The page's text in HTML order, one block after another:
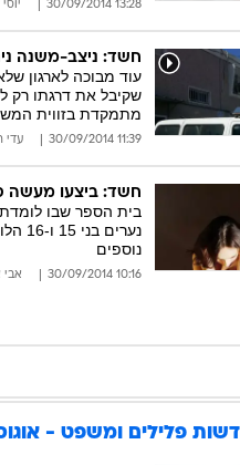
13:28 30/09/2014
חשד: ניצב-משנה
עוד מבוכה לארגון
שקיבל את דרגתו רק
מתמקדת בזווית
11:39 30/09/2014 עדי
חשד: ביצעו מעשה סדום בבת 14
בית הספר שבו
נוספים
10:16 30/09/2014 אבי
פלילים ומשפט - אוגוסט